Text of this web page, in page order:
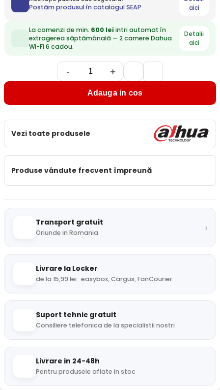
Postăm produsul în catalogul SEAP
aici
La comenzi de min. 600 leiintri automat în
extragerea săptămânală — 2 camere Dahua
Wi-Fi 6 cadou.
Detalii
aici
- +
Adauga in cos
Vezi toate produsele
Produse vândute frecvent împreună
Transport gratuit
Oriunde in Romania ›
Livrare la Locker
de la 15,99 lei · easybox, Cargus, FanCourier
Suport tehnic gratuit
Consiliere telefonica de la specialistii nostri
Livrare in 24-48h
Pentru produsele aflate in stoc